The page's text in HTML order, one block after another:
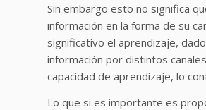
Sin embargo esto no significa
información en la forma de su
significativo el aprendizaje,
información por distintos
capacidad de aprendizaje, lo
Lo que si es importante es